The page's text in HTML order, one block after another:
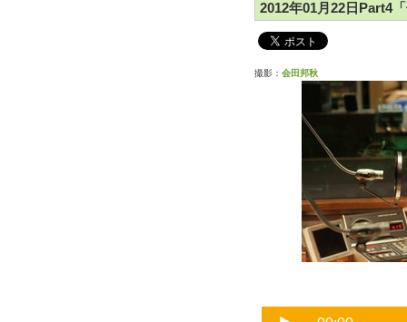
2012年01月22日Part4
撮影： 会田邦秋